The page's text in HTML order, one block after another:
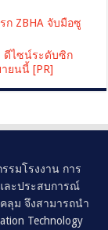
ก ZBHA จับมือซู
ดีไซน์ระดับซิก
ยนนี้ [PR]
รมโรงงาน การ
ละประสบการณ์
ลุม จึงสามารถนำ
Technology